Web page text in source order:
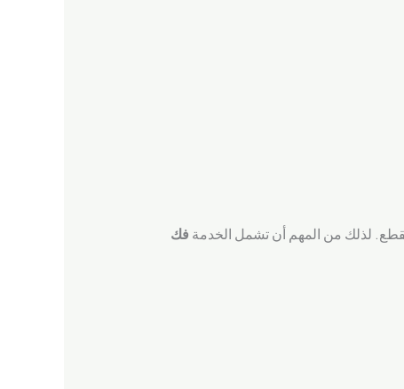
لذلك من المهم أن تشمل الخدمة فك